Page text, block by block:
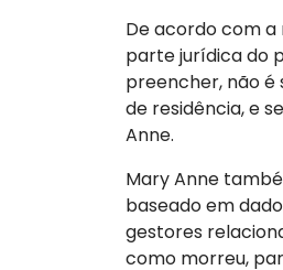
De acordo com a
parte jurídica do
preencher, não é
de residência, e
Anne.
Mary Anne
baseado em
gestores
como morreu,